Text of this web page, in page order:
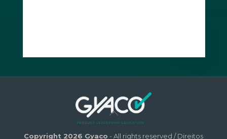
Copyright 2026 Gyaco - All rights reserved / Direitos